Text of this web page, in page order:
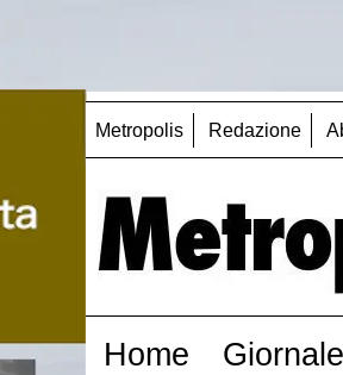
Metropolis Redazione
Home Giornale